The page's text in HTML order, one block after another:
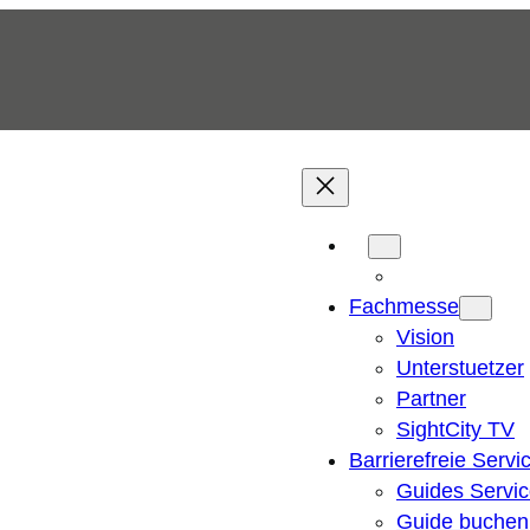
Fachmesse
Vision
Unterstuetzer
Partner
SightCity TV
Barrierefreie
Guides
Guide buchen